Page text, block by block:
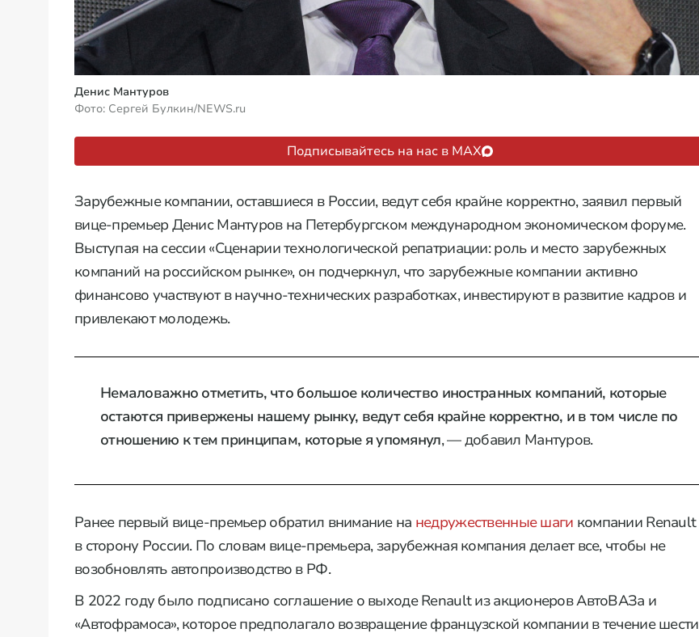
Денис Мантуров
Фото: Сергей Булкин/NEWS.ru
Подписывайтесь на нас в MAX
Зарубежные компании, оставшиеся в России, ведут себя крайне корректно, заявил первый
вице-премьер Денис Мантуров на Петербургском международном экономическом форуме.
Выступая на сессии «Сценарии технологической репатриации: роль и место зарубежных
компаний на российском рынке», он подчеркнул, что зарубежные компании активно
финансово участвуют в научно-технических разработках, инвестируют в развитие кадров и
привлекают молодежь.
Немаловажно отметить, что большое количество иностранных компаний, которые
остаются привержены нашему рынку, ведут себя крайне корректно, и в том числе по
отношению к тем принципам, которые я упомянул, — добавил Мантуров.
Ранее первый вице-премьер обратил внимание на недружественные шаги компании Renault
в сторону России. По словам вице-премьера, зарубежная компания делает все, чтобы не
возобновлять автопроизводство в РФ.
В 2022 году было подписано соглашение о выходе Renault из акционеров АвтоВАЗа и
«Автофрамоса», которое предполагало возвращение французской компании в течение шести